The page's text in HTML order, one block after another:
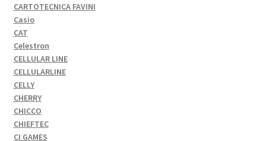
CARTOTECNICA FAVINI
Casio
CAT
Celestron
CELLULAR LINE
CELLULARLINE
CELLY
CHERRY
CHICCO
CHIEFTEC
CI GAMES